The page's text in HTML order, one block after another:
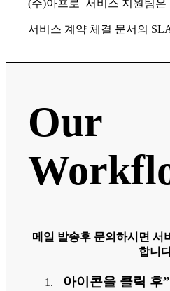
(주)아프로 서비스 지원팀은
서비스 계약 체결 문서의
Our
메일 발송후 문의하시면 서
합니
아이콘을 클릭 후